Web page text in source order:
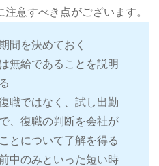
意すべき点がございます。
間を決めておく
無給であることを説明
職ではなく、試し出勤
、復職の判断を会社が
とについて了解を得る
中のみといった短い時